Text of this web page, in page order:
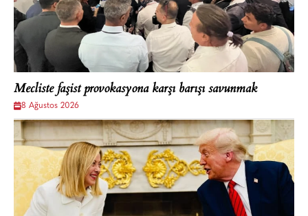
Mecliste faşist provokasyona karşı barışı savunmak
8 Ağustos 2026